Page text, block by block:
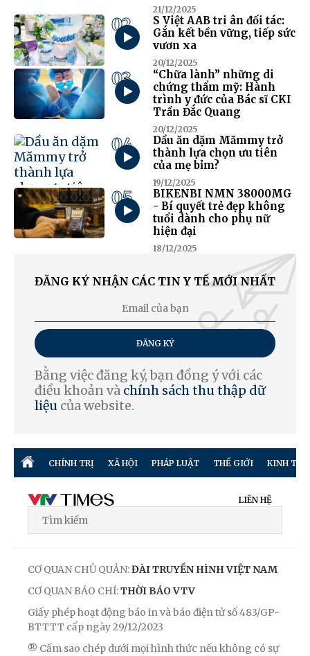
21/12/2025
02
S Việt AAB tri ân đối tác:
Gắn kết bền vững, tiếp sức
vươn xa
20/12/2025
03
“Chữa lành” những di
chứng thẩm mỹ: Hành
trình y đức của Bác sĩ CKI
Trần Đắc Quang
20/12/2025
04
Dầu ăn dặm Mămmy trở
thành lựa chọn ưu tiên
của mẹ bỉm?
19/12/2025
05
BIKENBI NMN 38000MG
- Bí quyết trẻ đẹp không
tuổi dành cho phụ nữ
hiện đại
18/12/2025
ĐĂNG KÝ NHẬN CÁC TIN Y TẾ MỚI NHẤT
ĐĂNG KÝ
Bằng việc đăng ký, bạn đồng ý với các
điều khoản và chính sách thu thập dữ
liệu của website.
CHÍNH TRỊ XÃ HỘI PHÁP LUẬT THẾ GIỚI KINH TẾ
LIÊN HỆ
CƠ QUAN CHỦ QUẢN:ĐÀI TRUYỀN HÌNH VIỆT NAM
CƠ QUAN BÁO CHÍ:THỜI BÁO VTV
Giấy phép hoạt động báo in và báo điện tử số 483/GP-
BTTTT cấp ngày 29/12/2023
® Cấm sao chép dưới mọi hình thức nếu không có sự